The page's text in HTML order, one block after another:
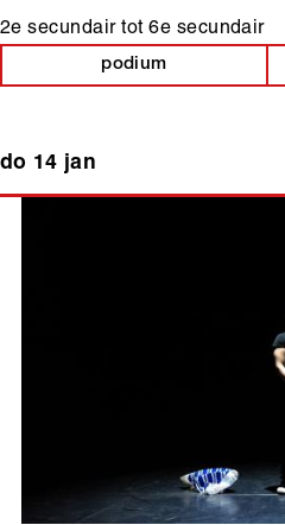
2e secundairtot6e secundair
podium
do 14 jan